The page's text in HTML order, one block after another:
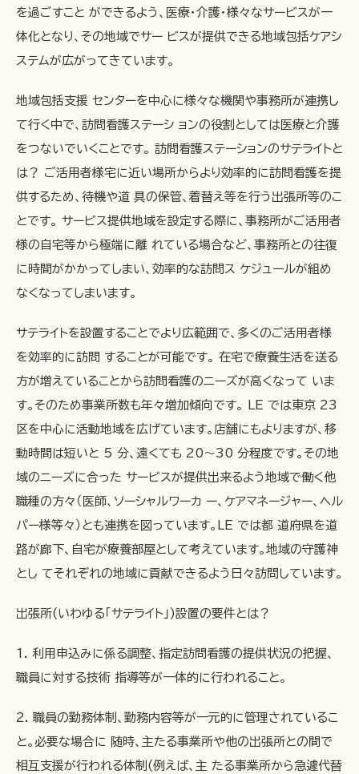
を過ごすこと ができるよう、医療・介護・様々なサービスが一
体化となり、その地域でサー ビスが提供できる地域包括ケアシ
ステムが広がってきています。
地域包括支援 センターを中心に様々な機関や事務所が連携し
て行く中で、訪問看護ステーシ ョンの役割としては医療と介護
をつないでいくことです。 訪問看護ステーションのサテライトと
は？ ご活用者様宅に近い場所からより効率的に訪問看護を提
供するため、待機や道 具の保管、着替え等を行う出張所等のこ
とです。 サービス提供地域を設定する際に、事務所がご活用者
様の自宅等から極端に離 れている場合など、事務所との往復
に時間がかかってしまい、効率的な訪問ス ケジュールが組め
なくなってしまいます。
サテライトを設置することでより広範囲で、多くのご活用者様
を効率的に訪問 することが可能です。 在宅で療養生活を送る
方が増えていることから訪問看護のニーズが高くなって いま
す。そのため事業所数も年々増加傾向です。 LE では東京 23
区を中心に活動地域を広げています。店舗にもよりますが、移
動時間は短いと 5 分、遠くても 20～30 分程度です。その地
域のニーズに合った サービスが提供出来るよう地域で働く他
職種の方々（医師、ソーシャルワーカ ー、ケアマネージャー、ヘル
パー様等々）とも連携を図っています。LE では都 道府県を道
路が廊下、自宅が療養部屋として考えています。地域の守護神
とし てそれぞれの地域に貢献できるよう日々訪問しています。
出張所(いわゆる「サテライト」)設置の要件とは？
1. 利用申込みに係る調整、指定訪問看護の提供状況の把握、
職員に対する技術 指導等が一体的に行われること。
2. 職員の勤務体制、勤務内容等が一元的に管理されているこ
と。必要な場合に 随時、主たる事業所や他の出張所との間で
相互支援が行われる体制(例えば、主 たる事業所から急遽代替